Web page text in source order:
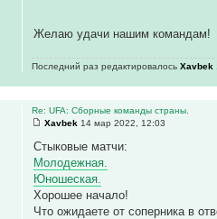
Желаю удачи нашим командам!
Последний раз редактировалось Xavbek
Re: UFA: Сборные команды страны.
Xavbek 14 мар 2022, 12:03
Стыковые матчи:
Молодежная.
Юношеская.
Хорошее начало!
Что ожидаете от соперника в